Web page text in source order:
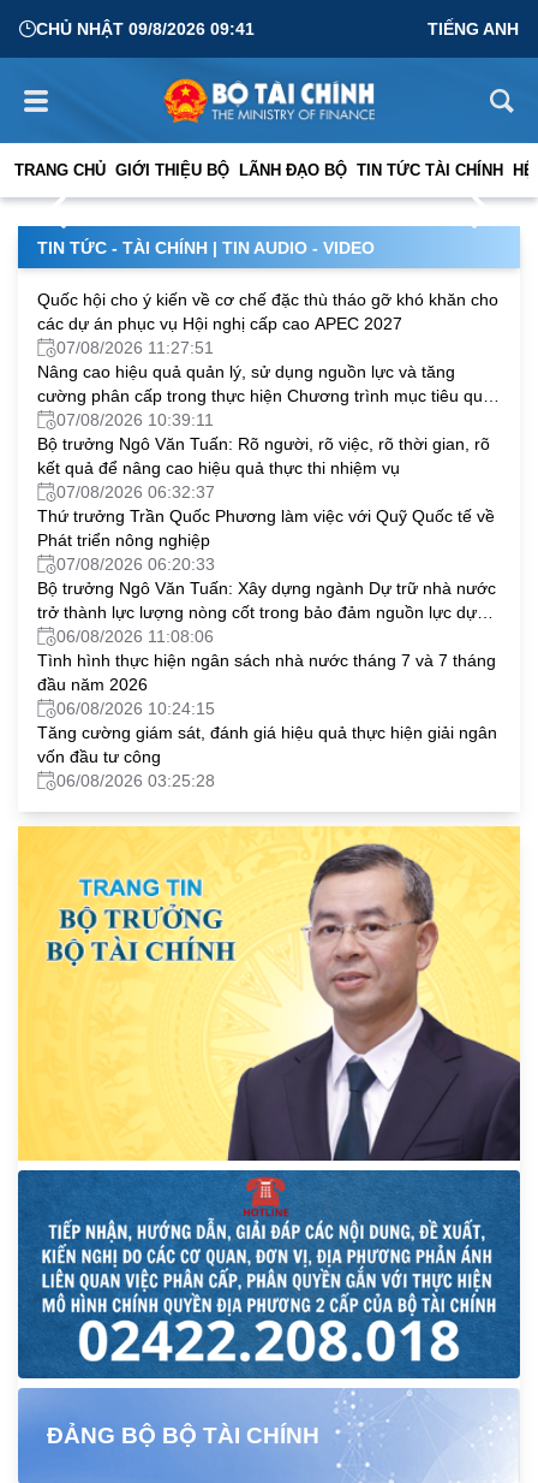
CHỦ NHẬT 09/8/2026 09:41 TIẾNG ANH
TRANG CHỦ GIỚI THIỆU BỘ LÃNH ĐẠO BỘ TIN TỨC TÀI CHÍNH HỆ
Bộ trưởng Ngô Văn Tuấn: Xây dựng ngành Dự trữ nhà
nước trở thành lực lượng nòng cốt trong bảo đảm
TIN TỨC - TÀI CHÍNH | TIN AUDIO - VIDEO
Quốc hội cho ý kiến về cơ chế đặc thù tháo gỡ khó khăn cho
các dự án phục vụ Hội nghị cấp cao APEC 2027
07/08/2026 11:27:51
Nâng cao hiệu quả quản lý, sử dụng nguồn lực và tăng
cường phân cấp trong thực hiện Chương trình mục tiêu quốc
gia07/08/2026 10:39:11
Bộ trưởng Ngô Văn Tuấn: Rõ người, rõ việc, rõ thời gian, rõ
kết quả để nâng cao hiệu quả thực thi nhiệm vụ
07/08/2026 06:32:37
Thứ trưởng Trần Quốc Phương làm việc với Quỹ Quốc tế về
Phát triển nông nghiệp
07/08/2026 06:20:33
Bộ trưởng Ngô Văn Tuấn: Xây dựng ngành Dự trữ nhà nước
trở thành lực lượng nòng cốt trong bảo đảm nguồn lực dự
trữ chiến lược quốc gia
06/08/2026 11:08:06
Tình hình thực hiện ngân sách nhà nước tháng 7 và 7 tháng
đầu năm 2026
06/08/2026 10:24:15
Tăng cường giám sát, đánh giá hiệu quả thực hiện giải ngân
vốn đầu tư công
06/08/2026 03:25:28
ĐẢNG BỘ BỘ TÀI CHÍNH